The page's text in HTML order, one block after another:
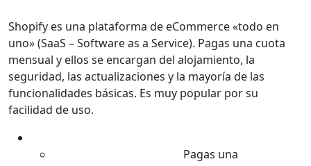
Shopify es una plataforma de eCommerce «todo en
uno» (SaaS – Software as a Service). Pagas una cuota
mensual y ellos se encargan del alojamiento, la
seguridad, las actualizaciones y la mayoría de las
funcionalidades básicas. Es muy popular por su
facilidad de uso.
Pagas una